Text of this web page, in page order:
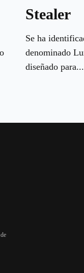
Stealer
Se ha
denominado
diseñado para...